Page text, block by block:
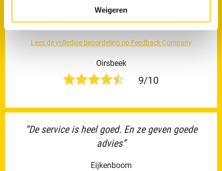
Weigeren
er zat een hoogprijskaartje aan maar dat was
het ook...”
Lees de volledige beoordeling op Feedback Company
Oirsbeek
9/10
“De service is heel goed. En ze geven goede
advies”
Eijkenboom